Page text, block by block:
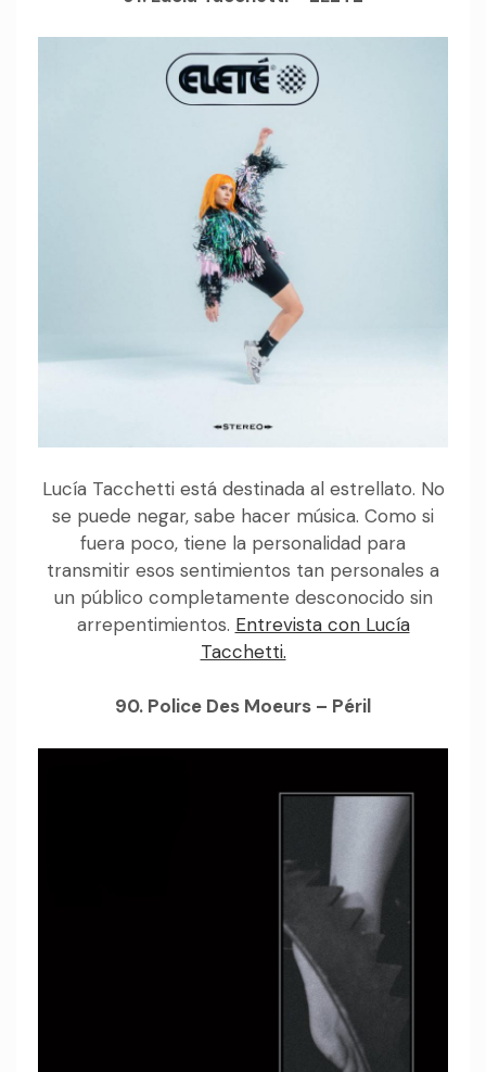
Lucía Tacchetti está destinada al estrellato. No
se puede negar, sabe hacer música. Como si
fuera poco, tiene la personalidad para
transmitir esos sentimientos tan personales a
un público completamente desconocido sin
arrepentimientos. Entrevista con Lucía
Tacchetti.
90. Police Des Moeurs – Péril